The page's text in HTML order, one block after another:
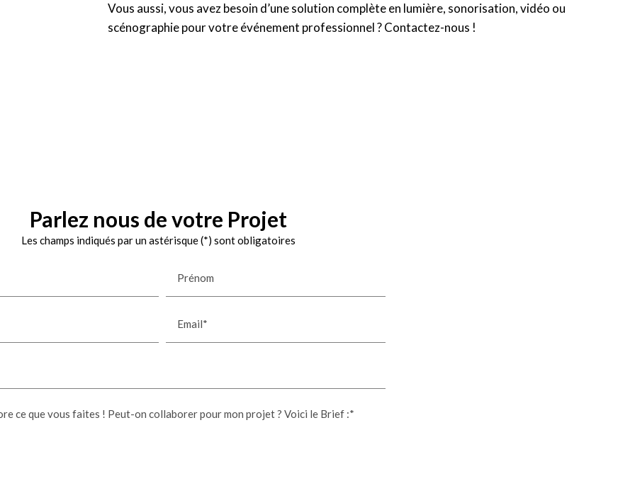
Vous aussi, vous avez besoin d’une solution complète en lumière, sonorisation, vidéo ou
scénographie pour votre événement professionnel ?Contactez-nous !
Parlez nous de votre Projet
Les champs indiqués par un astérisque (*) sont obligatoires
Prénom
Email*
ce que vous faites ! Peut-on collaborer pour mon projet ? Voici le Brief :*